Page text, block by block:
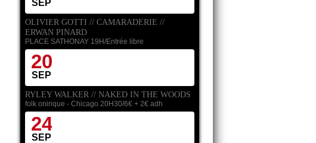
SEP
OLIVIER GOTTI // CAMARADERIE //
ERWAN PINARD
PLACE SATHONAY 19H/Entrée libre
20
SEP
RYLEY WALKER // NAKED IN THE WOODS
folk onirique - Chicago 20H30/6€ + 2€ adh
24
SEP